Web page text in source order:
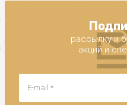
рассылку и
акций и